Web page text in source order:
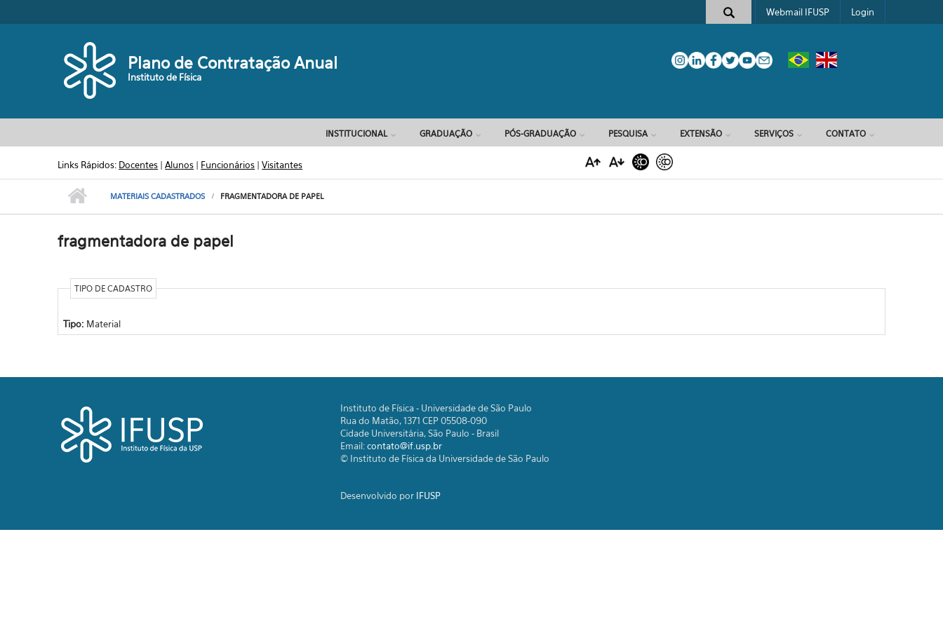
Formulário de busca
Webmail IFUSP Login
Plano de Contratação Anual
Instituto de Física
INSTITUCIONAL GRADUAÇÃO PÓS-GRADUAÇÃO PESQUISA EXTENSÃO SERVIÇOS CONTATO
Links Rápidos: Docentes |Alunos | Funcionários |Visitantes
MATERIAIS CADASTRADOS FRAGMENTADORA DE PAPEL
fragmentadora de papel
TIPO DE CADASTRO
Tipo: Material
Instituto de Física - Universidade de São Paulo
Rua do Matão, 1371 CEP 05508-090
Cidade Universitária, São Paulo - Brasil
Email:contato@if.usp.br
© Instituto de Física da Universidade de São Paulo
Desenvolvido por IFUSP